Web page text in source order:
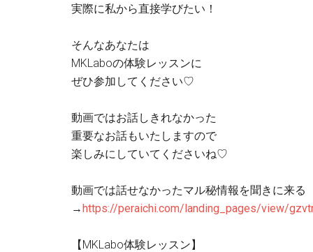
実際に私から直接学びたい！
そんなあなたは
MKLaboの体験レッスンに
ぜひ参加してください♡
動画ではお話しきれなかった
重要なお話もいたしますので
楽しみにしていてくださいね♡
動画では話せなかったマル秘情報を聞きに来る
→https://peraichi.com/landing_pages/view/
【MKLabo体験レッスン】